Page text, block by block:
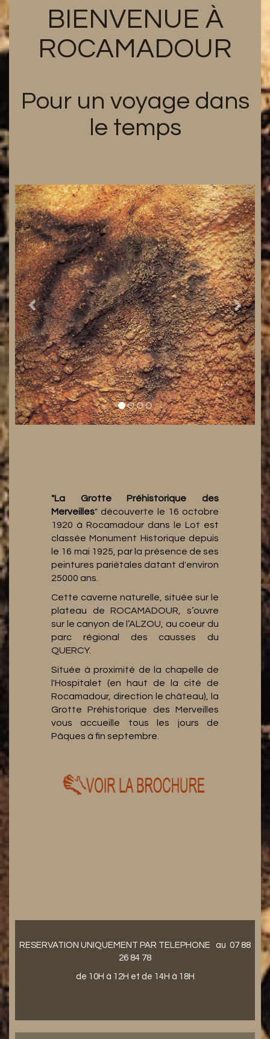
BIENVENUE À
ROCAMADOUR
Pour un voyage dans
le temps
Previous Next
"La Grotte Préhistorique des
Merveilles" découverte le 16 octobre
1920 à Rocamadour dans le Lot est
classée Monument Historique depuis
le 16 mai 1925, par la présence de ses
peintures pariétales datant d'environ
25000 ans.
Cette caverne naturelle, située sur le
plateau de ROCAMADOUR, s’ouvre
sur le canyon de l’ALZOU, au coeur du
parc régional des causses du
QUERCY.
Située à proximité de la chapelle de
l'Hospitalet (en haut de la cité de
Rocamadour, direction le château), la
Grotte Préhistorique des Merveilles
vous accueille tous les jours de
Pâques à fin septembre.
RESERVATION UNIQUEMENT PAR TELEPHONE au 07 88
26 84 78
de 10H à 12H et de 14H à 18H